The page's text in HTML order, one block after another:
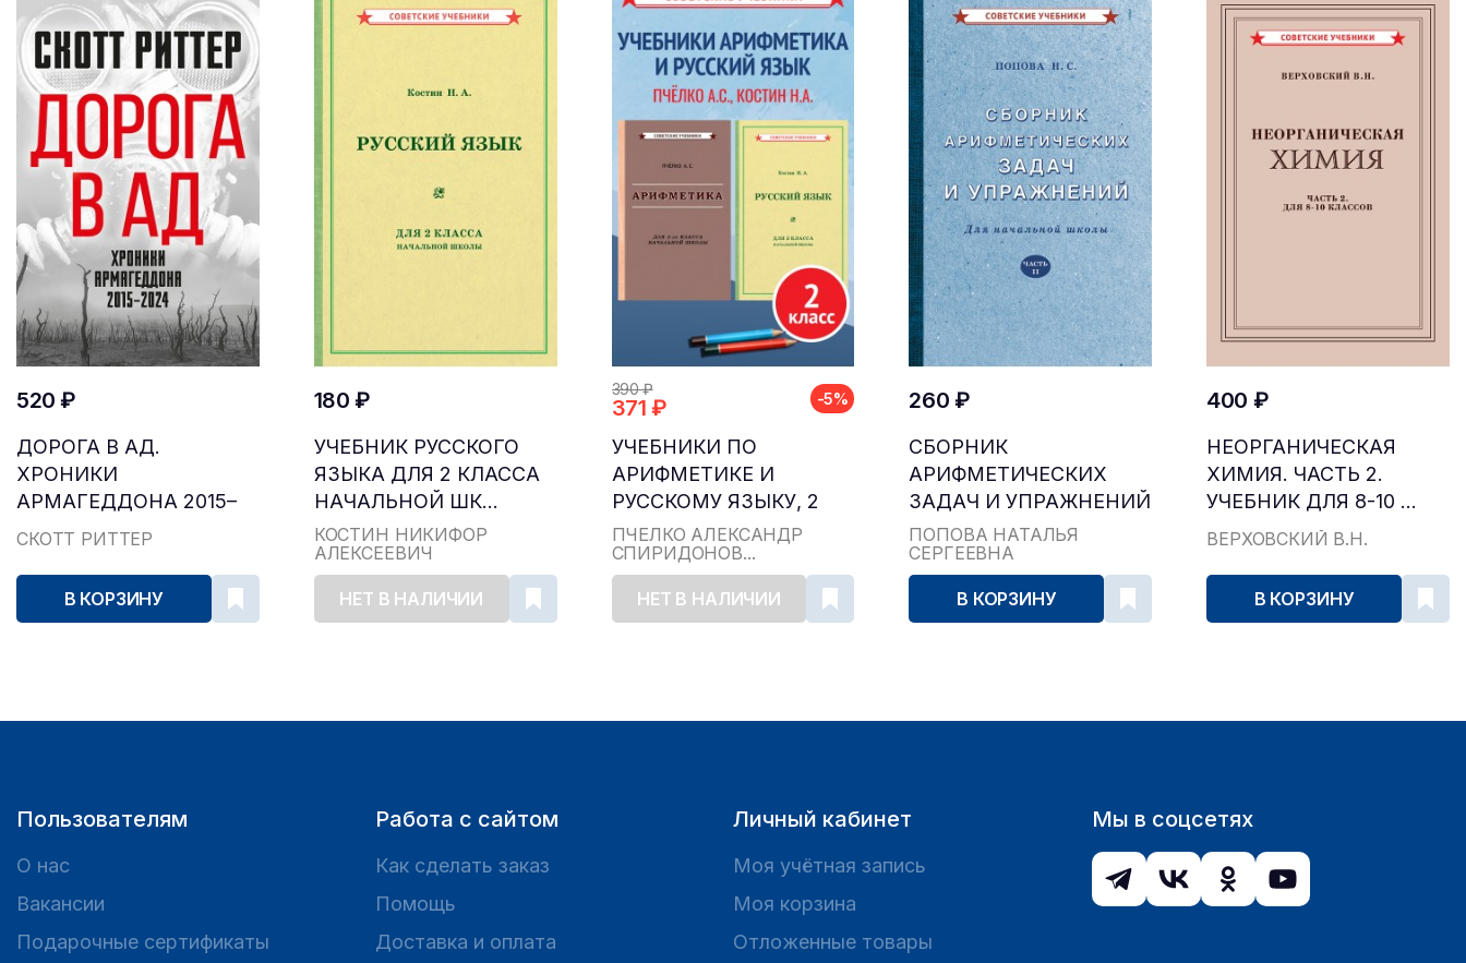
520 ₽
ДОРОГА В АД.
ХРОНИКИ
АРМАГЕДДОНА 2015–
2024
СКОТТ РИТТЕР
В КОРЗИНУ
180 ₽
УЧЕБНИК РУССКОГО
ЯЗЫКА ДЛЯ 2 КЛАССА
НАЧАЛЬНОЙ ШК...
КОСТИН НИКИФОР
АЛЕКСЕЕВИЧ
НЕТ В НАЛИЧИИ
390 ₽
371 ₽ -5%
УЧЕБНИКИ ПО
АРИФМЕТИКЕ И
РУССКОМУ ЯЗЫКУ, 2
КЛАСС...
ПЧЁЛКО АЛЕКСАНДР
СПИРИДОНОВ...
НЕТ В НАЛИЧИИ
260 ₽
СБОРНИК
АРИФМЕТИЧЕСКИХ
ЗАДАЧ И УПРАЖНЕНИЙ
ДЛЯ НА...
ПОПОВА НАТАЛЬЯ
СЕРГЕЕВНА
В КОРЗИНУ
400 ₽
НЕОРГАНИЧЕСКАЯ
ХИМИЯ. ЧАСТЬ 2.
УЧЕБНИК ДЛЯ 8-10 ...
ВЕРХОВСКИЙ В.Н.
В КОРЗИНУ
Пользователям
О нас
Вакансии
Подарочные сертификаты
Работа с сайтом
Как сделать заказ
Помощь
Доставка и оплата
Личный кабинет
Моя учётная запись
Моя корзина
Отложенные товары
Мы в соцсетях